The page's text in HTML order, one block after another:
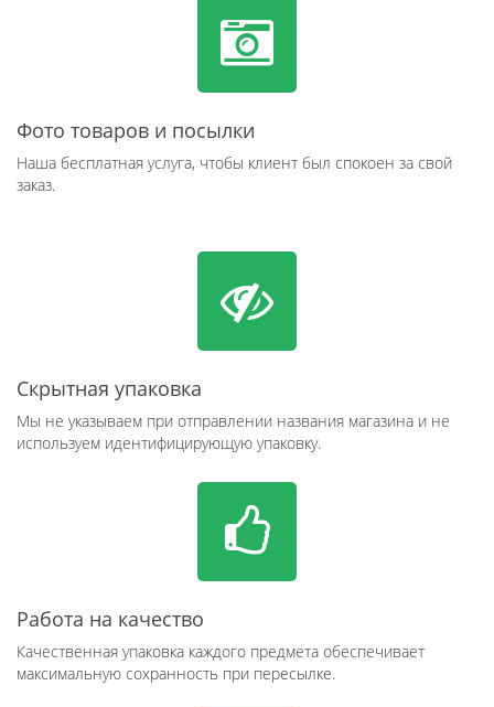
Фото товаров и посылки
Наша бесплатная услуга, чтобы клиент был спокоен за свой
заказ.
Скрытная упаковка
Мы не указываем при отправлении названия магазина и не
используем идентифицирующую упаковку.
Работа на качество
Качественная упаковка каждого предмета обеспечивает
максимальную сохранность при пересылке.